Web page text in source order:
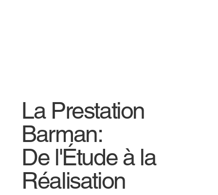
La Prestation
Barman:
De l'Étude à la
Réalisation